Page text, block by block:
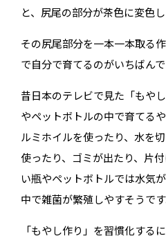
と、尻尾の部分が茶色に変色し
その尻尾部分を一本一本取る
で自分で育てるのがいちばんで
昔日本のテレビで見た「もや
やペットボトルの中で育てる
ルミホイルを使ったり、水を
使ったり、ゴミが出たり、片
い瓶やペットボトルでは水気
中で雑菌が繁殖しやすそうです
「もやし作り」を習慣化する